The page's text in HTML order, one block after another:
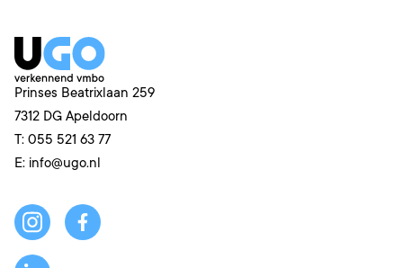
Prinses Beatrixlaan 259
7312 DG Apeldoorn
T: 055 521 63 77
E: info@ugo.nl